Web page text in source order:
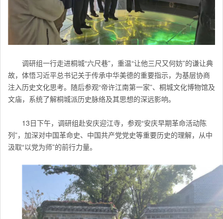
调研组一行走进桐城“六尺巷”，重温“让他三尺又何妨”的谦让典
故，体悟习近平总书记关于传承中华美德的重要指示，为基层协商
注入历史文化思考。随后参观“帝许江南第一家”、桐城文化博物馆及
文庙，系统了解桐城派历史脉络及其思想的深远影响。
13日下午，调研组赴安庆迎江寺，参观“安庆早期革命活动陈
列”，加深对中国革命史、中国共产党党史等重要历史的理解，从中
汲取“以党为师”的前行力量。